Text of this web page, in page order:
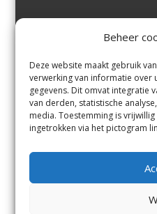
Beheer
Deze website maakt gebruik
verwerking van informatie
gegevens. Dit omvat integratie
van derden, statistische
media. Toestemming is
ingetrokken via het pictogram
Margadantstraat 34
0255-533900
info@jutter.nlofinfo@hofgee
st.nl
Contact
Andere uitgaven
Voorwaarden